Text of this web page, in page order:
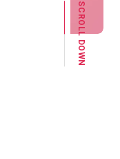
SCROLL DOWN